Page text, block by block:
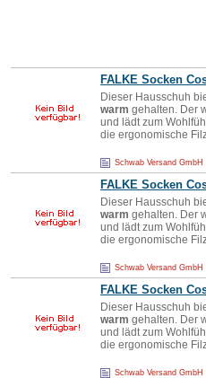
FALKE Socken
Dieser Hausschuh
warm gehalten. Der
und lädt zum
die ergonomische
Schwab Versand GmbH
FALKE Socken
Dieser Hausschuh
warm gehalten. Der
und lädt zum
die ergonomische
Schwab Versand GmbH
FALKE Socken
Dieser Hausschuh
warm gehalten. Der
und lädt zum
die ergonomische
Schwab Versand GmbH